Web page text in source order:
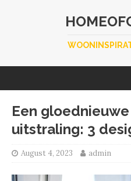
Een
uitstraling: 3
August 4, 2023 admin